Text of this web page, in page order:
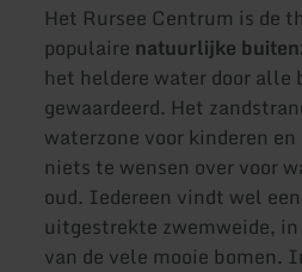
Het Rursee Centrum is de
populaire natuurlijke
het heldere water door alle
gewaardeerd. Het
waterzone voor kinderen
niets te wensen over voor
oud. Iedereen vindt wel
uitgestrekte zwemweide, in
van de vele mooie bomen.